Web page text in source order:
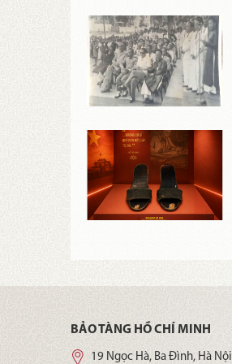
BẢO TÀNG HỒ CHÍ MINH
19 Ngọc Hà, Ba Đình, Hà Nội